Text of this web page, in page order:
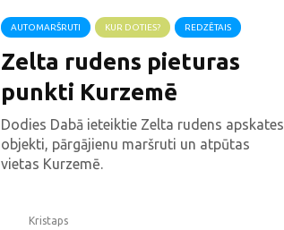
AUTOMARŠRUTI KUR DOTIES? REDZĒTAIS
Zelta rudens pieturas
punkti Kurzemē
Dodies Dabā ieteiktie Zelta rudens apskates
objekti, pārgājienu maršruti un atpūtas
vietas Kurzemē.
Kristaps